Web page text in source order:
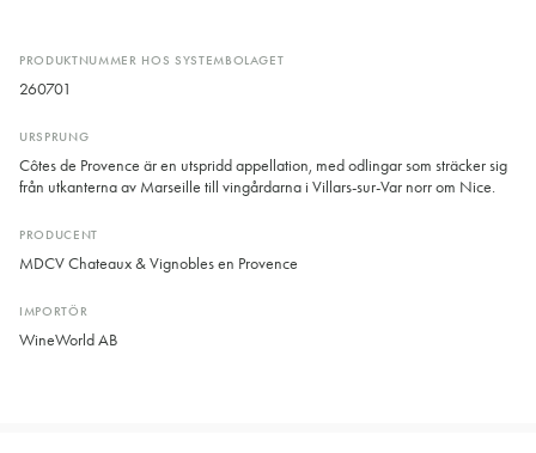
PRODUKTNUMMER HOS SYSTEMBOLAGET
260701
URSPRUNG
Côtes de Provence är en utspridd appellation, med odlingar som sträcker sig
från utkanterna av Marseille till vingårdarna i Villars-sur-Var norr om Nice.
PRODUCENT
MDCV Chateaux & Vignobles en Provence
IMPORTÖR
WineWorld AB